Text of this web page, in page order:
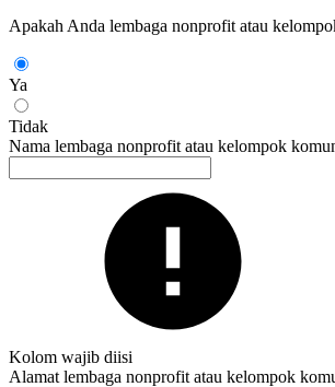
Apakah Anda lembaga nonprofit atau
Ya
Tidak
Nama lembaga nonprofit atau kelompok
Kolom wajib diisi
Alamat lembaga nonprofit atau kelompok